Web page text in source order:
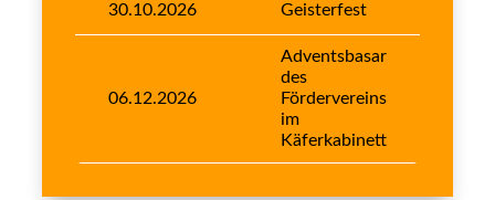
30.10.2026 Geisterfest
06.12.2026
Adventsbasar
des
Fördervereins
im
Käferkabinett